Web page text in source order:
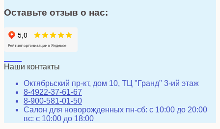
Оставьте отзыв о нас:
Наши контакты
Октябрьский пр-кт, дом 10, ТЦ "Гранд" 3-ий этаж
8-4922-37-61-67
8-900-581-01-50
Салон для новорожденных пн-сб: с 10:00 до 20:00
вс: с 10:00 до 18:00